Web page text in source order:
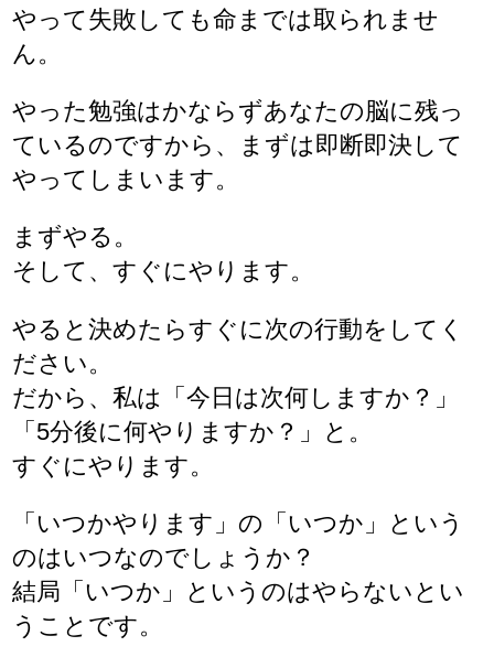
やって失敗しても命までは取られませ
ん。
やった勉強はかならずあなたの脳に残っ
ているのですから、まずは即断即決して
やってしまいます。
まずやる。
そして、すぐにやります。
やると決めたらすぐに次の行動をしてく
ださい。
だから、私は「今日は次何しますか？」
「5分後に何やりますか？」と。
すぐにやります。
「いつかやります」の「いつか」という
のはいつなのでしょうか？
結局「いつか」というのはやらないとい
うことです。